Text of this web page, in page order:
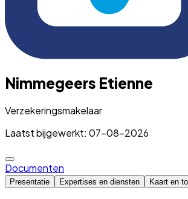
Nimmegeers Etienne
Verzekeringsmakelaar
Laatst bijgewerkt: 07-08-2026
Documenten
Presentatie Expertises en diensten Kaart en